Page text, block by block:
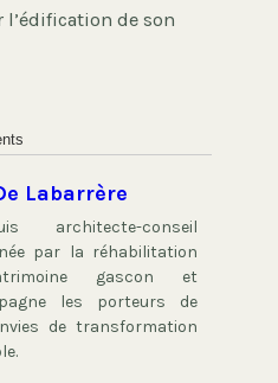
de son
Labarrère
architecte-conseil
par la réhabilitation
gascon et
les porteurs de
de transformation